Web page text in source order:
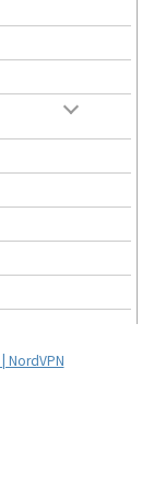
NordVPN